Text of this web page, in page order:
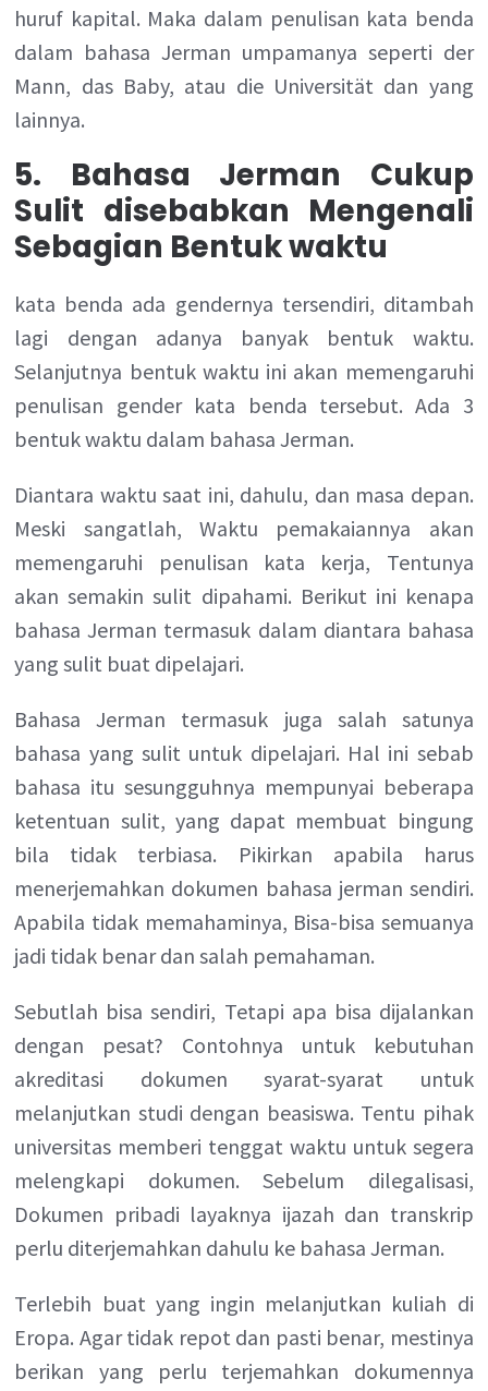
huruf kapital. Maka dalam penulisan kata benda
dalam bahasa Jerman umpamanya seperti der
Mann, das Baby, atau die Universität dan yang
lainnya.
5. Bahasa Jerman Cukup
Sulit disebabkan Mengenali
Sebagian Bentuk waktu
kata benda ada gendernya tersendiri, ditambah
lagi dengan adanya banyak bentuk waktu.
Selanjutnya bentuk waktu ini akan memengaruhi
penulisan gender kata benda tersebut. Ada 3
bentuk waktu dalam bahasa Jerman.
Diantara waktu saat ini, dahulu, dan masa depan.
Meski sangatlah, Waktu pemakaiannya akan
memengaruhi penulisan kata kerja, Tentunya
akan semakin sulit dipahami. Berikut ini kenapa
bahasa Jerman termasuk dalam diantara bahasa
yang sulit buat dipelajari.
Bahasa Jerman termasuk juga salah satunya
bahasa yang sulit untuk dipelajari. Hal ini sebab
bahasa itu sesungguhnya mempunyai beberapa
ketentuan sulit, yang dapat membuat bingung
bila tidak terbiasa. Pikirkan apabila harus
menerjemahkan dokumen bahasa jerman sendiri.
Apabila tidak memahaminya, Bisa-bisa semuanya
jadi tidak benar dan salah pemahaman.
Sebutlah bisa sendiri, Tetapi apa bisa dijalankan
dengan pesat? Contohnya untuk kebutuhan
akreditasi dokumen syarat-syarat untuk
melanjutkan studi dengan beasiswa. Tentu pihak
universitas memberi tenggat waktu untuk segera
melengkapi dokumen. Sebelum dilegalisasi,
Dokumen pribadi layaknya ijazah dan transkrip
perlu diterjemahkan dahulu ke bahasa Jerman.
Terlebih buat yang ingin melanjutkan kuliah di
Eropa. Agar tidak repot dan pasti benar, mestinya
berikan yang perlu terjemahkan dokumennya